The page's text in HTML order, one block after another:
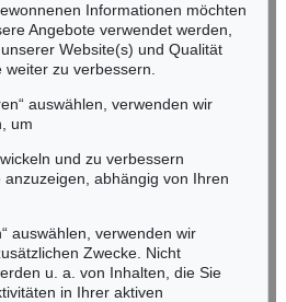
M.A.
8618661
verpassen!
Sie rechtzeitig.
Informationen möchten
Angebote verwendet werden,
Website(s) und Qualität
zu verbessern.
auswählen, verwenden wir
um
und zu verbessern
abhängig von Ihren
auswählen, verwenden wir
Zwecke. Nicht
u. a. von Inhalten, die Sie
in Ihrer aktiven